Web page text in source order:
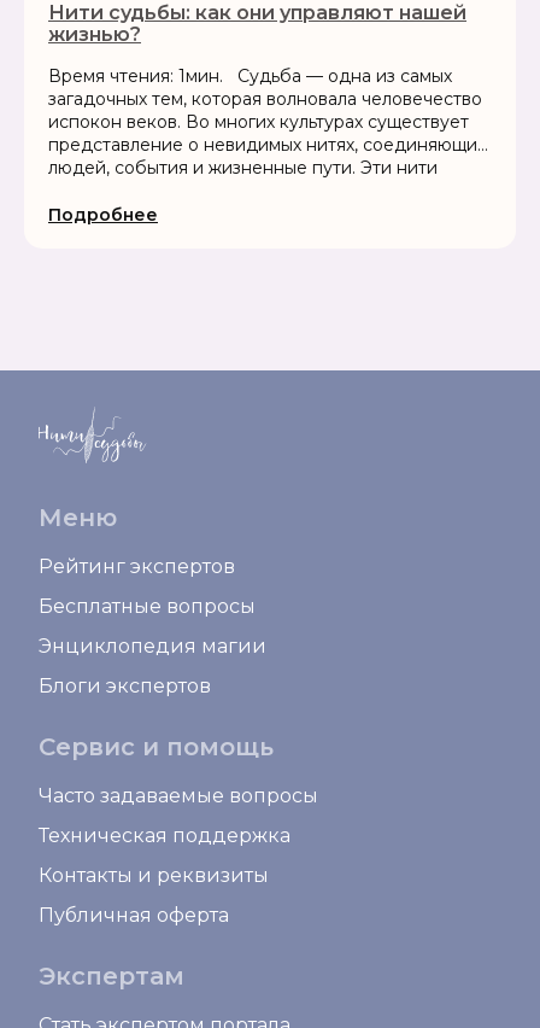
Нити судьбы: как они управляют нашей
жизнью?
Время чтения: 1мин. Судьба — одна из самых
загадочных тем, которая волновала человечество
испокон веков. Во многих культурах существует
представление о невидимых нитях, соединяющих
людей, события и жизненные пути. Эти нити
Подробнее
Меню
Рейтинг экспертов
Бесплатные вопросы
Энциклопедия магии
Блоги экспертов
Сервис и помощь
Часто задаваемые вопросы
Техническая поддержка
Контакты и реквизиты
Публичная оферта
Экспертам